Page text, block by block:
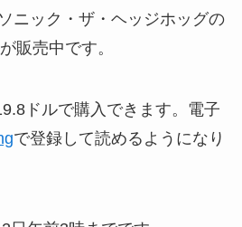
ニック・ザ・ヘッジホッグの
販売中です。
ドルで購入できます。電子
で登録して読めるようになり